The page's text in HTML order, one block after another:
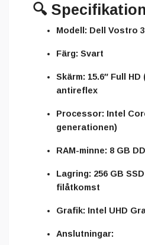
🔍
Modell: Dell Vostro
Färg: Svart
Skärm: 15.6″ Full HD
antireflex
Processor: Intel
generationen)
RAM-minne: 8 GB
Lagring: 256 GB
filåtkomst
Grafik: Intel UHD
Anslutningar: